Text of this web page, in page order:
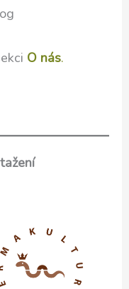
O nás.